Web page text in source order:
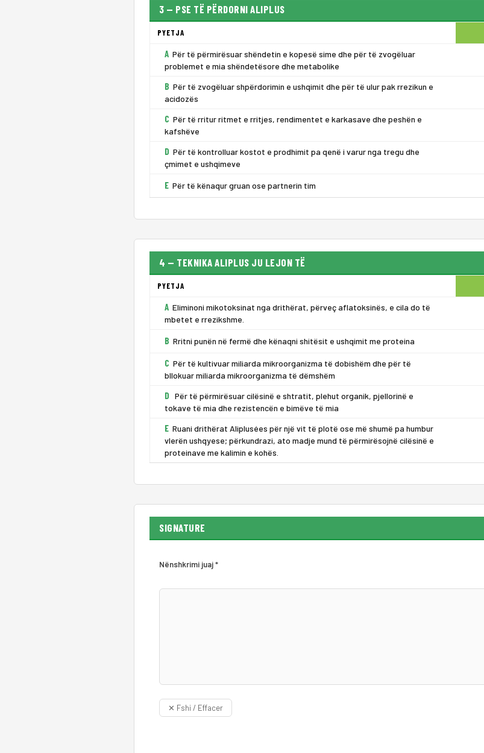
3 — PSE TË PËRDORNI ALIPLUS
PYETJA
A Për të përmirësuar shëndetin e kopesë sime dhe për të zvogëluar
problemet e mia shëndetësore dhe metabolike
B Për të zvogëluar shpërdorimin e ushqimit dhe për të ulur pak rrezikun e
acidozës
C Për të rritur ritmet e rritjes, rendimentet e karkasave dhe peshën e
kafshëve
D Për të kontrolluar kostot e prodhimit pa qenë i varur nga tregu dhe
çmimet e ushqimeve
E Për të kënaqur gruan ose partnerin tim
4 — TEKNIKA ALIPLUS JU LEJON TË
PYETJA
A Eliminoni mikotoksinat nga drithërat, përveç aflatoksinës, e cila do të
mbetet e rrezikshme.
B Rritni punën në fermë dhe kënaqni shitësit e ushqimit me proteina
C Për të kultivuar miliarda mikroorganizma të dobishëm dhe për të
bllokuar miliarda mikroorganizma të dëmshëm
D Për të përmirësuar cilësinë e shtratit, plehut organik, pjellorinë e
tokave të mia dhe rezistencën e bimëve të mia
E Ruani drithërat Aliplusées për një vit të plotë ose më shumë pa humbur
vlerën ushqyese; përkundrazi, ato madje mund të përmirësojnë cilësinë e
proteinave me kalimin e kohës.
SIGNATURE
Nënshkrimi juaj *
✕ Fshi / Effacer